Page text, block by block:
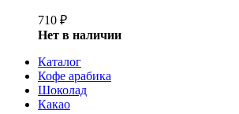
710 ₽
Нет в наличии
Каталог
Кофе арабика
Шоколад
Какао